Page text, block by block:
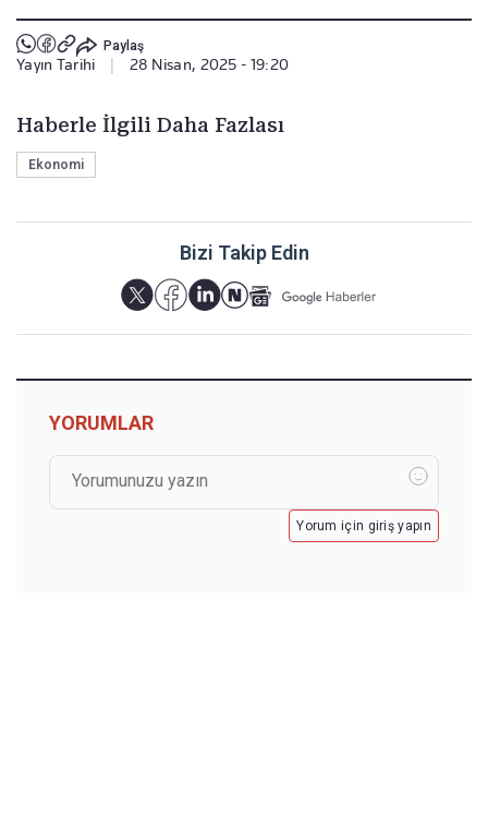
Paylaş
Yayın Tarihi 28 Nisan, 2025 - 19:20
Haberle İlgili Daha Fazlası
Ekonomi
Bizi Takip Edin
YORUMLAR
Yorum için giriş yapın